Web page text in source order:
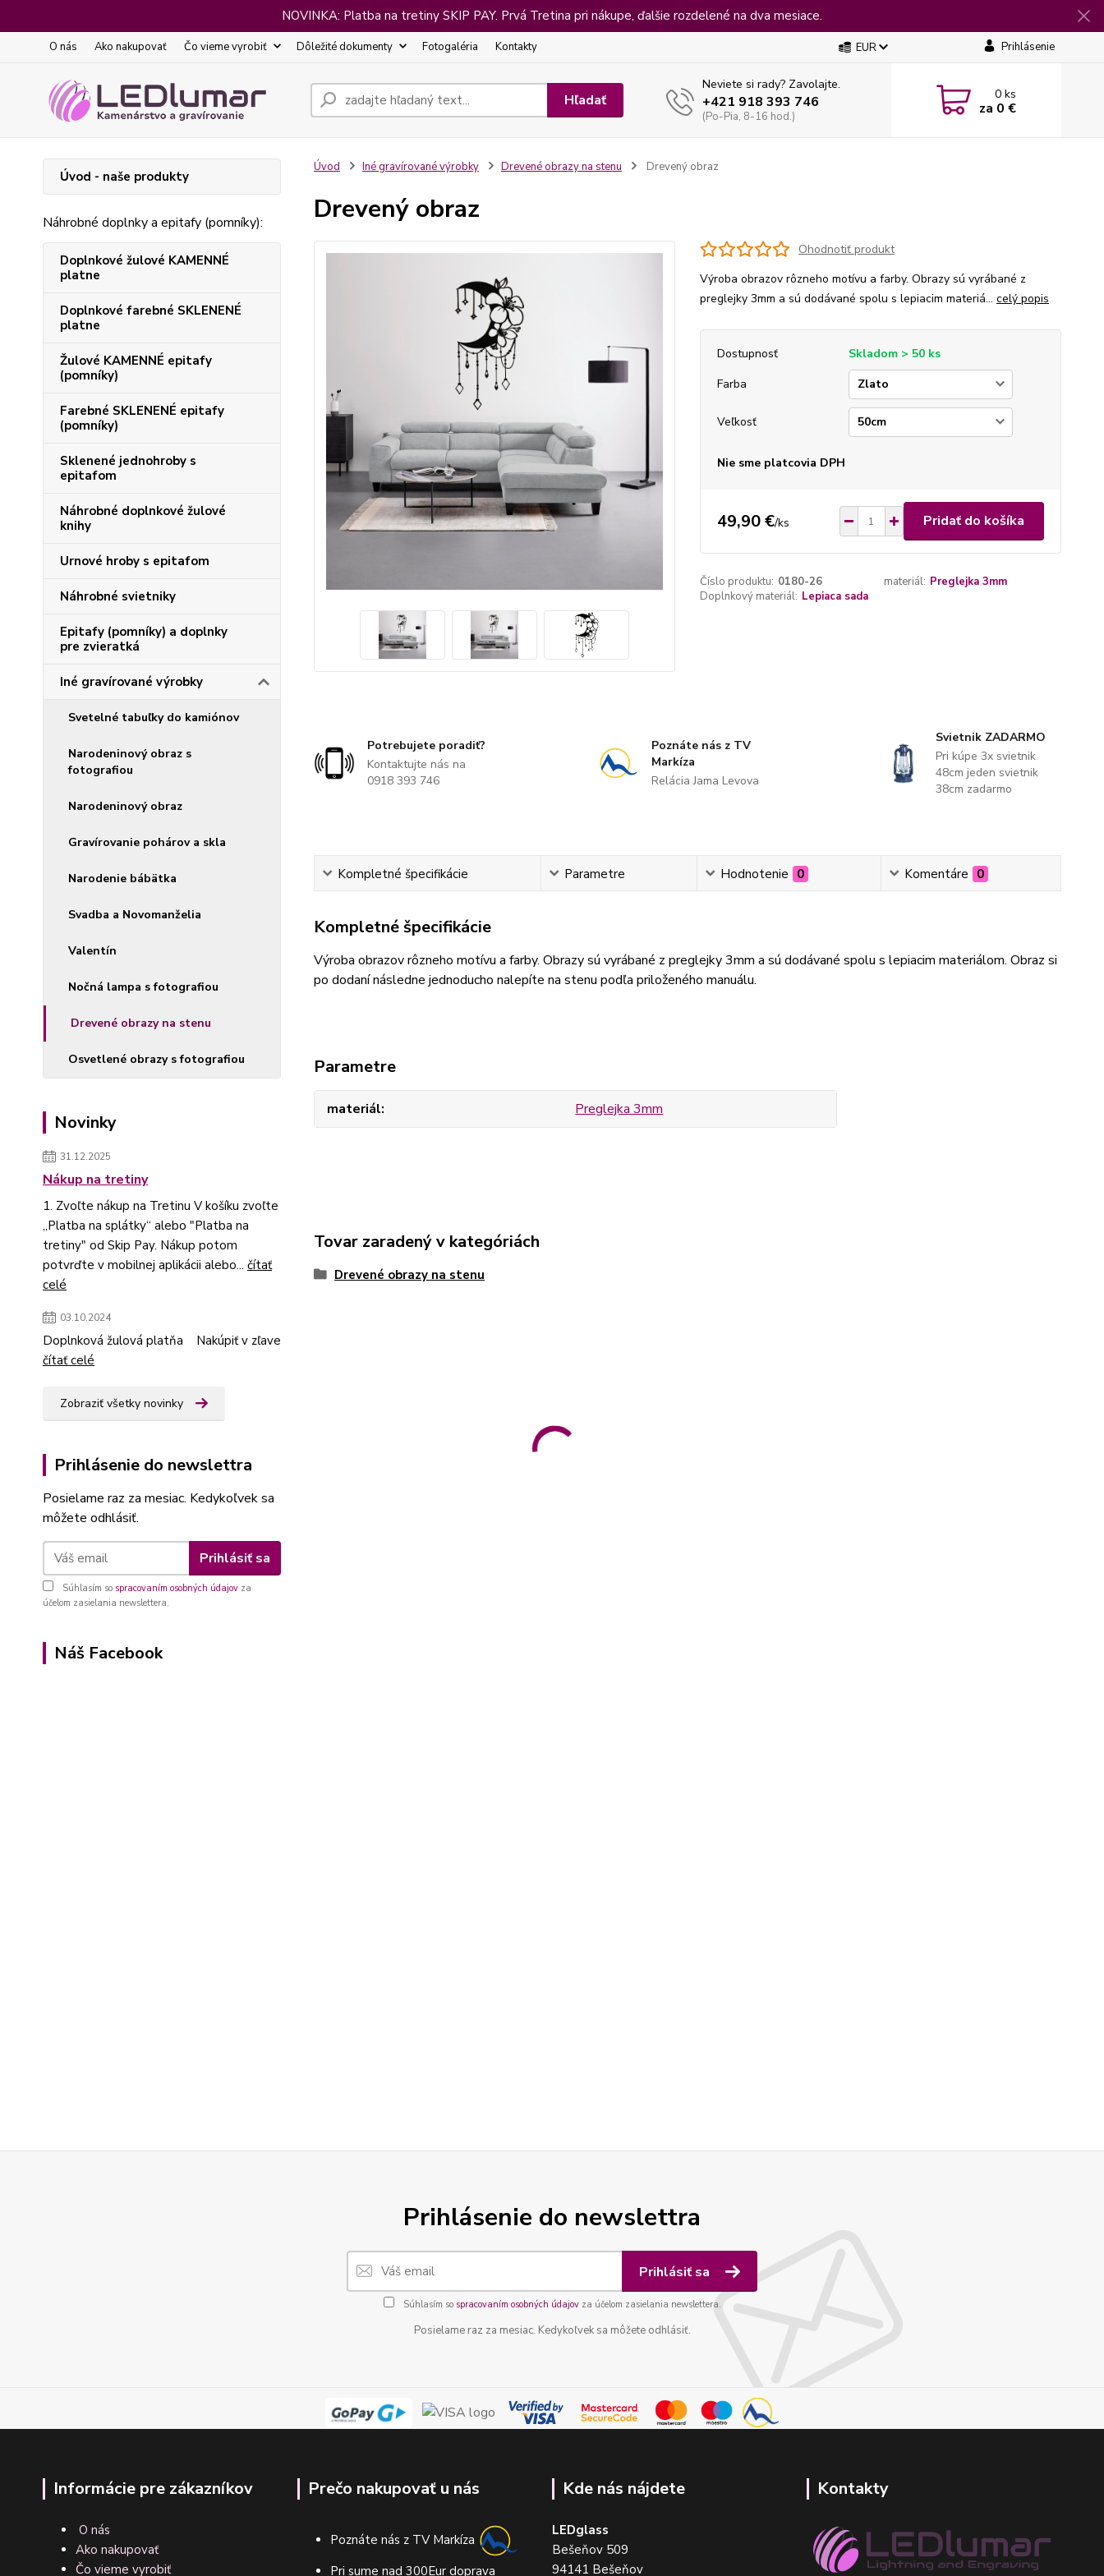
NOVINKA: Platba na tretiny SKIP PAY. Prvá Tretina pri nákupe, ďalšie rozdelené na dva mesiace.
O nás Ako nakupovať Čo vieme vyrobiť Dôležité dokumenty Fotogaléria Kontakty EUR Prihlásenie
Hľadať
Neviete si rady? Zavolajte.
+421 918 393 746
(Po-Pia, 8-16 hod.)
0ks
za 0 €
Úvod - naše produkty
Náhrobné doplnky a epitafy (pomníky):
Doplnkové žulové KAMENNÉ
platne
Doplnkové farebné SKLENENÉ
platne
Žulové KAMENNÉ epitafy
(pomníky)
Farebné SKLENENÉ epitafy
(pomníky)
Sklenené jednohroby s
epitafom
Náhrobné doplnkové žulové
knihy
Urnové hroby s epitafom
Náhrobné svietniky
Epitafy (pomníky) a doplnky
pre zvieratká
Iné gravírované výrobky
Svetelné tabuľky do kamiónov
Narodeninový obraz s
fotografiou
Narodeninový obraz
Gravírovanie pohárov a skla
Narodenie bábätka
Svadba a Novomanželia
Valentín
Nočná lampa s fotografiou
Drevené obrazy na stenu
Osvetlené obrazy s fotografiou
Novinky
31.12.2025
Nákup na tretiny
1. Zvoľte nákup na Tretinu V košíku zvoľte
„Platba na splátky“ alebo "Platba na
tretiny" od Skip Pay. Nákup potom
potvrďte v mobilnej aplikácii alebo... čítať
celé
03.10.2024
Doplnková žulová platňa Nakúpiť v zľave
čítať celé
Zobraziť všetky novinky
Prihlásenie do newslettra
Posielame raz za mesiac. Kedykoľvek sa
môžete odhlásiť.
Prihlásiť sa
Súhlasím so spracovaním osobných údajov za
účelom zasielania newslettera.
Náš Facebook
Úvod Iné gravírované výrobky Drevené obrazy na stenu Drevený obraz
Drevený obraz
Ohodnotiť produkt
Výroba obrazov rôzneho motívu a farby. Obrazy sú vyrábané z
preglejky 3mm a sú dodávané spolu s lepiacim materiá... celý popis
Dostupnosť
Skladom > 50 ks
Farba
Veľkosť
Nie sme platcovia DPH
49,90 €/ks Pridať do košíka
Číslo produktu: 0180-26 materiál: Preglejka 3mm
Doplnkový materiál: Lepiaca sada
Potrebujete poradiť?
Kontaktujte nás na
0918 393 746
Poznáte nás z TV
Markíza
Relácia Jama Levova
Svietnik ZADARMO
Pri kúpe 3x svietnik
48cm jeden svietnik
38cm zadarmo
Kompletné špecifikácie Parametre Hodnotenie 0 Komentáre 0
Kompletné špecifikácie
Výroba obrazov rôzneho motívu a farby. Obrazy sú vyrábané z preglejky 3mm a sú dodávané spolu s lepiacim materiálom. Obraz si
po dodaní následne jednoducho nalepíte na stenu podľa priloženého manuálu.
Parametre
materiál Preglejka 3mm
Tovar zaradený v kategóriách
Drevené obrazy na stenu
Prihlásenie do newslettra
Prihlásiť sa
Súhlasím so spracovaním osobných údajovza účelom zasielania newslettera.
Posielame raz za mesiac. Kedykoľvek sa môžete odhlásiť.
Informácie pre zákazníkov
O nás
Ako nakupovať
Čo vieme vyrobiť
Prečo nakupovať u nás
Poznáte nás z TV Markíza
Pri sume nad 300Eur doprava
Kde nás nájdete
LEDglass
Bešeňov 509
94141 Bešeňov
Kontakty